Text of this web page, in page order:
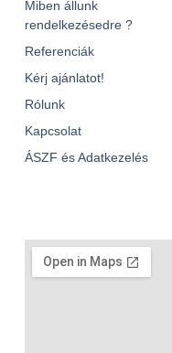
Miben állunk
rendelkezésedre ?
Referenciák
Kérj ajánlatot!
Rólunk
Kapcsolat
ÁSZF és Adatkezelés